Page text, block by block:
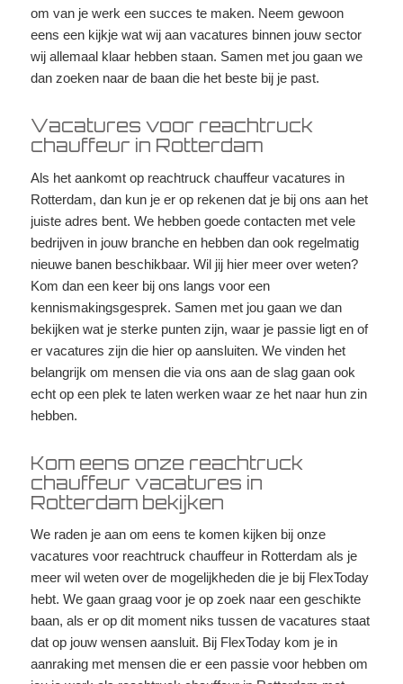
om van je werk een succes te maken. Neem gewoon
eens een kijkje wat wij aan vacatures binnen jouw sector
wij allemaal klaar hebben staan. Samen met jou gaan we
dan zoeken naar de baan die het beste bij je past.
Vacatures voor reachtruck
chauffeur in Rotterdam
Als het aankomt op reachtruck chauffeur vacatures in
Rotterdam, dan kun je er op rekenen dat je bij ons aan het
juiste adres bent. We hebben goede contacten met vele
bedrijven in jouw branche en hebben dan ook regelmatig
nieuwe banen beschikbaar. Wil jij hier meer over weten?
Kom dan een keer bij ons langs voor een
kennismakingsgesprek. Samen met jou gaan we dan
bekijken wat je sterke punten zijn, waar je passie ligt en of
er vacatures zijn die hier op aansluiten. We vinden het
belangrijk om mensen die via ons aan de slag gaan ook
echt op een plek te laten werken waar ze het naar hun zin
hebben.
Kom eens onze reachtruck
chauffeur vacatures in
Rotterdam bekijken
We raden je aan om eens te komen kijken bij onze
vacatures voor reachtruck chauffeur in Rotterdam als je
meer wil weten over de mogelijkheden die je bij FlexToday
hebt. We gaan graag voor je op zoek naar een geschikte
baan, als er op dit moment niks tussen de vacatures staat
dat op jouw wensen aansluit. Bij FlexToday kom je in
aanraking met mensen die er een passie voor hebben om